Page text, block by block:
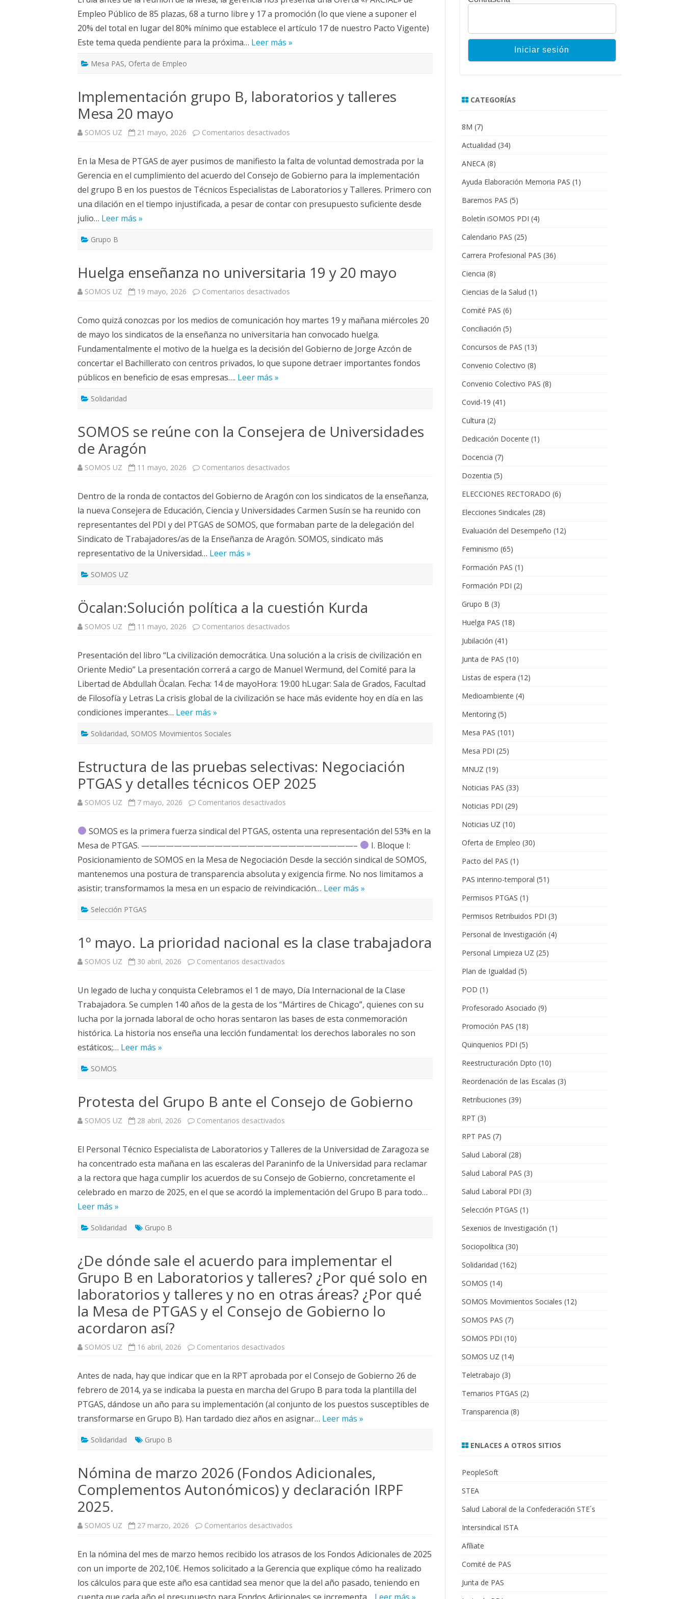
PUBLICACIONES
ESTATUTOS
CALENDARIO
AFILIACIÓN
la
Mesa
de
20
de
mayo
Empleo Público de 85 plazas, 68 a turno libre y 17 a promoción (lo que viene a suponer el
20% del total en lugar del 80% mínimo que establece el artículo 17 de nuestro Pacto Vigente)
Este tema queda pendiente para la próxima… Leer más »
Mesa PAS, Oferta de Empleo
Implementación grupo B, laboratorios y talleres
Mesa 20 mayo
SOMOS UZ 21 mayo, 2026 Comentarios desactivados
laboratorios
y
talleres
Mesa
20
mayo
En la Mesa de PTGAS de ayer pusimos de manifiesto la falta de voluntad demostrada por la
Gerencia en el cumplimiento del acuerdo del Consejo de Gobierno para la implementación
del grupo B en los puestos de Técnicos Especialistas de Laboratorios y Talleres. Primero con
una dilación en el tiempo injustificada, a pesar de contar con presupuesto suficiente desde
julio… Leer más »
Grupo B
Huelga enseñanza no universitaria 19 y 20 mayo
SOMOS UZ 19 mayo, 2026 Comentarios desactivados
universitaria
19
y
20
mayo
Como quizá conozcas por los medios de comunicación hoy martes 19 y mañana miércoles 20
de mayo los sindicatos de la enseñanza no universitaria han convocado huelga.
Fundamentalmente el motivo de la huelga es la decisión del Gobierno de Jorge Azcón de
concertar el Bachillerato con centros privados, lo que supone detraer importantes fondos
públicos en beneficio de esas empresas…. Leer más »
Solidaridad
SOMOS se reúne con la Consejera de Universidades
de Aragón
SOMOS UZ 11 mayo, 2026 Comentarios desactivados
con
la
Consejera
de
Universidades
de
Aragón
Dentro de la ronda de contactos del Gobierno de Aragón con los sindicatos de la enseñanza,
la nueva Consejera de Educación, Ciencia y Universidades Carmen Susín se ha reunido con
representantes del PDI y del PTGAS de SOMOS, que formaban parte de la delegación del
Sindicato de Trabajadores/as de la Enseñanza de Aragón. SOMOS, sindicato más
representativo de la Universidad… Leer más »
SOMOS UZ
Öcalan:Solución política a la cuestión Kurda
SOMOS UZ 11 mayo, 2026 Comentarios desactivados
la
cuestión
Kurda
Presentación del libro “La civilización democrática. Una solución a la crisis de civilización en
Oriente Medio” La presentación correrá a cargo de Manuel Wermund, del Comité para la
Libertad de Abdullah Öcalan. Fecha: 14 de mayoHora: 19:00 hLugar: Sala de Grados, Facultad
de Filosofía y Letras La crisis global de la civilización se hace más evidente hoy en día en las
condiciones imperantes… Leer más »
Solidaridad, SOMOS Movimientos Sociales
Estructura de las pruebas selectivas: Negociación
PTGAS y detalles técnicos OEP 2025
SOMOS UZ 7 mayo, 2026 Comentarios desactivados
pruebas
selectivas:
Negociación
y
detalles
técnicos
OEP
2025
SOMOS es la primera fuerza sindical del PTGAS, ostenta una representación del 53% en la
Mesa de PTGAS. ——————————————————————————–
I. Bloque I:
Posicionamiento de SOMOS en la Mesa de Negociación Desde la sección sindical de SOMOS,
mantenemos una postura de transparencia absoluta y exigencia firme. No nos limitamos a
asistir; transformamos la mesa en un espacio de reivindicación… Leer más »
Selección PTGAS
1º mayo. La prioridad nacional es la clase trabajadora
SOMOS UZ 30 abril, 2026 Comentarios desactivados
prioridad
nacional
es
la
clase
trabajadora
Un legado de lucha y conquista Celebramos el 1 de mayo, Día Internacional de la Clase
Trabajadora. Se cumplen 140 años de la gesta de los “Mártires de Chicago”, quienes con su
lucha por la jornada laboral de ocho horas sentaron las bases de esta conmemoración
histórica. La historia nos enseña una lección fundamental: los derechos laborales no son
estáticos;… Leer más »
SOMOS
Protesta del Grupo B ante el Consejo de Gobierno
SOMOS UZ 28 abril, 2026 Comentarios desactivados
B
ante
el
Consejo
de
Gobierno
El Personal Técnico Especialista de Laboratorios y Talleres de la Universidad de Zaragoza se
ha concentrado esta mañana en las escaleras del Paraninfo de la Universidad para reclamar
a la rectora que haga cumplir los acuerdos de su Consejo de Gobierno, concretamente el
celebrado en marzo de 2025, en el que se acordó la implementación del Grupo B para todo…
Leer más »
Solidaridad Grupo B
¿De dónde sale el acuerdo para implementar el
Grupo B en Laboratorios y talleres? ¿Por qué solo en
laboratorios y talleres y no en otras áreas? ¿Por qué
la Mesa de PTGAS y el Consejo de Gobierno lo
acordaron así?
SOMOS UZ 16 abril, 2026 Comentarios desactivados
el
acuerdo
para
implementar
el
Grupo
B
en
en
y
talleres
otras
la
Mesa
de
PTGAS
y
el
Consejo
Antes de nada, hay que indicar que en la RPT aprobada por el Consejo de Gobierno 26 de
febrero de 2014, ya se indicaba la puesta en marcha del Grupo B para toda la plantilla del
PTGAS, dándose un año para su implementación (al conjunto de los puestos susceptibles de
transformarse en Grupo B). Han tardado diez años en asignar… Leer más »
Solidaridad Grupo B
Nómina de marzo 2026 (Fondos Adicionales,
Complementos Autonómicos) y declaración IRPF
2025.
SOMOS UZ 27 marzo, 2026 Comentarios desactivados
2026
(Fondos
Adicionales,
Complementos
Autonómicos)
y
declaración
En la nómina del mes de marzo hemos recibido los atrasos de los Fondos Adicionales de 2025
con un importe de 202,10€. Hemos solicitado a la Gerencia que explique cómo ha realizado
los cálculos para que este año esa cantidad sea menor que la del año pasado, teniendo en
cuenta que cada año el presupuesto para Fondos Adicionales se incrementa… Leer más »
CATEGORÍAS
8M (7)
Actualidad (34)
ANECA(8)
Ayuda Elaboración Memoria PAS (1)
Baremos PAS (5)
Boletín iSOMOS PDI (4)
Calendario PAS (25)
Carrera Profesional PAS (36)
Ciencia (8)
Ciencias de la Salud (1)
Comité PAS (6)
Conciliación (5)
Concursos de PAS (13)
Convenio Colectivo (8)
Convenio Colectivo PAS (8)
Covid-19 (41)
Cultura (2)
Dedicación Docente (1)
Docencia (7)
Dozentia (5)
ELECCIONES RECTORADO (6)
Elecciones Sindicales (28)
Evaluación del Desempeño (12)
Feminismo (65)
Formación PAS (1)
Formación PDI (2)
Grupo B (3)
Huelga PAS (18)
Jubilación (41)
Junta de PAS (10)
Listas de espera (12)
Medioambiente (4)
Mentoring(5)
Mesa PAS (101)
Mesa PDI (25)
MNUZ (19)
Noticias PAS (33)
Noticias PDI (29)
Noticias UZ (10)
Oferta de Empleo (30)
Pacto del PAS (1)
PAS interino-temporal (51)
Permisos PTGAS (1)
Permisos Retribuidos PDI (3)
Personal de Investigación (4)
Personal Limpieza UZ (25)
Plan de Igualdad (5)
POD (1)
Profesorado Asociado (9)
Promoción PAS (18)
Quinquenios PDI (5)
Reestructuración Dpto (10)
Reordenación de las Escalas (3)
Retribuciones (39)
RPT (3)
RPT PAS (7)
Salud Laboral (28)
Salud Laboral PAS (3)
Salud Laboral PDI (3)
Selección PTGAS (1)
Sexenios de Investigación (1)
Sociopolítica (30)
Solidaridad (162)
SOMOS (14)
SOMOS Movimientos Sociales (12)
SOMOS PAS (7)
SOMOS PDI (10)
SOMOS UZ (14)
Teletrabajo (3)
Temarios PTGAS (2)
Transparencia (8)
ENLACES A OTROS SITIOS
PeopleSoft
STEA
Salud Laboral de la Confederación STE´s
Intersindical ISTA
Afíliate
Comité de PAS
Junta de PAS